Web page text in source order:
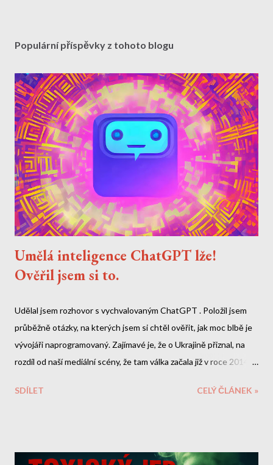
Populární příspěvky z tohoto blogu
Umělá inteligence ChatGPT lže!
Ověřil jsem si to.
Udělal jsem rozhovor s vychvalovaným ChatGPT . Položil jsem
průběžně otázky, na kterých jsem si chtěl ověřit, jak moc blbě je
vývojáři naprogramovaný. Zajímavé je, že o Ukrajině přiznal, na
rozdíl od naší mediální scény, že tam válka začala již v roce 2014.
Zde je celý přepis naší debaty. Mé otázky a reakce jsou tučně.
SDÍLET CELÝ ČLÁNEK »